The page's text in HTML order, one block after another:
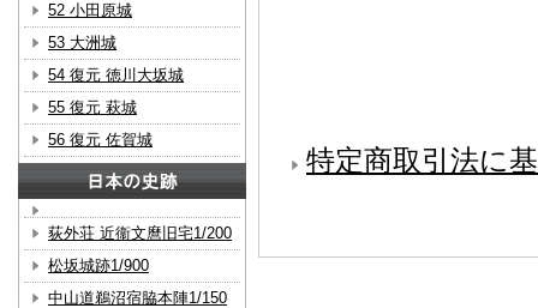
特定商取引法に
52 小田原城
53 大洲城
54 復元 徳川大坂城
55 復元 萩城
56 復元 佐賀城
荻外荘 近衞文麿旧宅1/200
松坂城跡1/900
中山道鵜沼宿脇本陣1/150